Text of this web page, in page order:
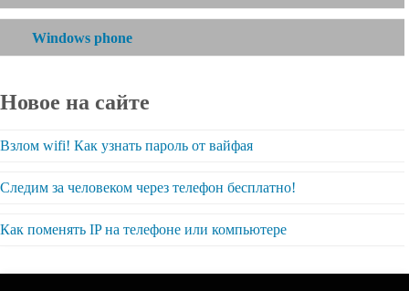
Windows phone
Новое на сайте
Взлом wifi! Как узнать пароль от вайфая
Следим за человеком через телефон бесплатно!
Как поменять IP на телефоне или компьютере